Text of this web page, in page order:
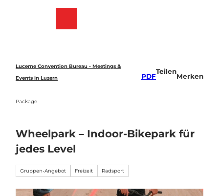
Lucerne Convention Bureau - Meetings &
Events in Luzern
Package
PDF
Teilen
Merken
Wheelpark – Indoor-Bikepark für
jedes Level
Gruppen-Angebot Freizeit Radsport